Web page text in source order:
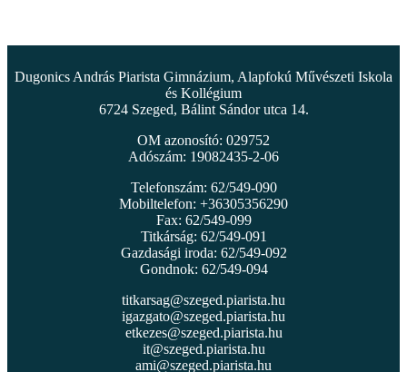
Dugonics András Piarista Gimnázium, Alapfokú Művészeti Iskola
és Kollégium
6724 Szeged, Bálint Sándor utca 14.
OM azonosító: 029752
Adószám: 19082435-2-06
Telefonszám: 62/549-090
Mobiltelefon: +36305356290
Fax: 62/549-099
Titkárság: 62/549-091
Gazdasági iroda: 62/549-092
Gondnok: 62/549-094
titkarsag@szeged.piarista.hu
igazgato@szeged.piarista.hu
etkezes@szeged.piarista.hu
it@szeged.piarista.hu
ami@szeged.piarista.hu